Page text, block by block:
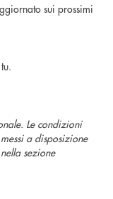
sui prossimi
Le condizioni
a disposizione
sezione